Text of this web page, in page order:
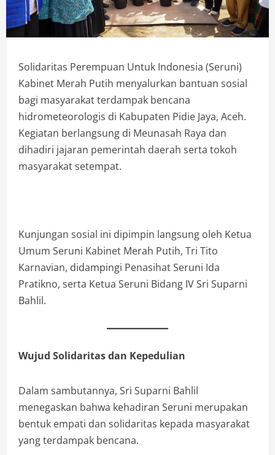
Solidaritas Perempuan Untuk Indonesia (Seruni)
Kabinet Merah Putih menyalurkan bantuan sosial
bagi masyarakat terdampak bencana
hidrometeorologis di Kabupaten Pidie Jaya, Aceh.
Kegiatan berlangsung di Meunasah Raya dan
dihadiri jajaran pemerintah daerah serta tokoh
masyarakat setempat.
Kunjungan sosial ini dipimpin langsung oleh Ketua
Umum Seruni Kabinet Merah Putih, Tri Tito
Karnavian, didampingi Penasihat Seruni Ida
Pratikno, serta Ketua Seruni Bidang IV Sri Suparni
Bahlil.
Wujud Solidaritas dan Kepedulian
Dalam sambutannya, Sri Suparni Bahlil
menegaskan bahwa kehadiran Seruni merupakan
bentuk empati dan solidaritas kepada masyarakat
yang terdampak bencana.